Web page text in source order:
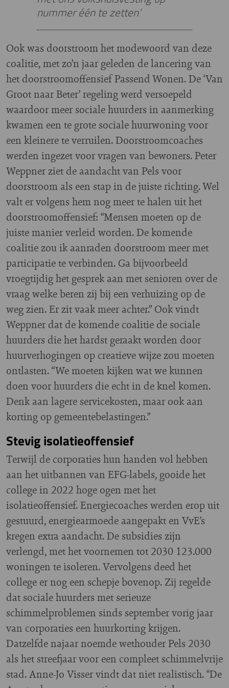
nummer één te zetten’
Ook was doorstroom het modewoord van deze
coalitie, met zo’n jaar geleden de lancering van
het doorstroomoffensief Passend Wonen. De ‘Van
Groot naar Beter’ regeling werd versoepeld
waardoor meer sociale huurders in aanmerking
kwamen een te grote sociale huurwoning voor
een kleinere te verruilen. Doorstroomcoaches
werden ingezet voor vragen van bewoners. Peter
Weppner ziet de aandacht van Pels voor
doorstroom als een stap in de juiste richting. Wel
valt er volgens hem nog meer te halen uit het
doorstroomoffensief: “Mensen moeten op de
juiste manier verleid worden. De komende
coalitie zou ik aanraden doorstroom meer met
participatie te verbinden. Ga bijvoorbeeld
vroegtijdig het gesprek aan met senioren over de
vraag welke beren zij bij een verhuizing op de
weg zien. Er zit vaak meer achter.” Ook vindt
Weppner dat de komende coalitie de sociale
huurders die het hardst geraakt worden door
huurverhogingen op creatieve wijze zou moeten
ontlasten. “We moeten kijken wat we kunnen
doen voor huurders die echt in de knel komen.
Denk aan lagere servicekosten, maar ook aan
korting op gemeentebelastingen.”
Stevig isolatieoffensief
Terwijl de corporaties hun handen vol hebben
aan het uitbannen van EFG-labels, gooide het
college in 2022 hoge ogen met het
isolatieoffensief. Energiecoaches werden erop uit
gestuurd, energiearmoede aangepakt en VvE’s
kregen extra aandacht. De subsidies zijn
verlengd, met het voornemen tot 2030 123.000
woningen te isoleren. Vervolgens deed het
college er nog een schepje bovenop. Zij regelde
dat sociale huurders met serieuze
schimmelproblemen sinds september vorig jaar
van corporaties een huurkorting krijgen.
Datzelfde najaar noemde wethouder Pels 2030
als het streefjaar voor een compleet schimmelvrije
stad. Anne-Jo Visser vindt dat niet realistisch. “De